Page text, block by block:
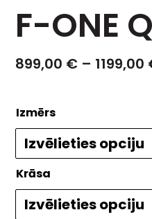
F-ONE
899,00 € – 1199,00
Izmērs
Krāsa